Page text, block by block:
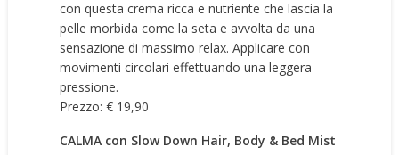
con questa crema ricca e nutriente che lascia la
pelle morbida come la seta e avvolta da una
sensazione di massimo relax. Applicare con
movimenti circolari effettuando una leggera
pressione.
Prezzo: € 19,90
CALMA con Slow Down Hair, Body & Bed Mist